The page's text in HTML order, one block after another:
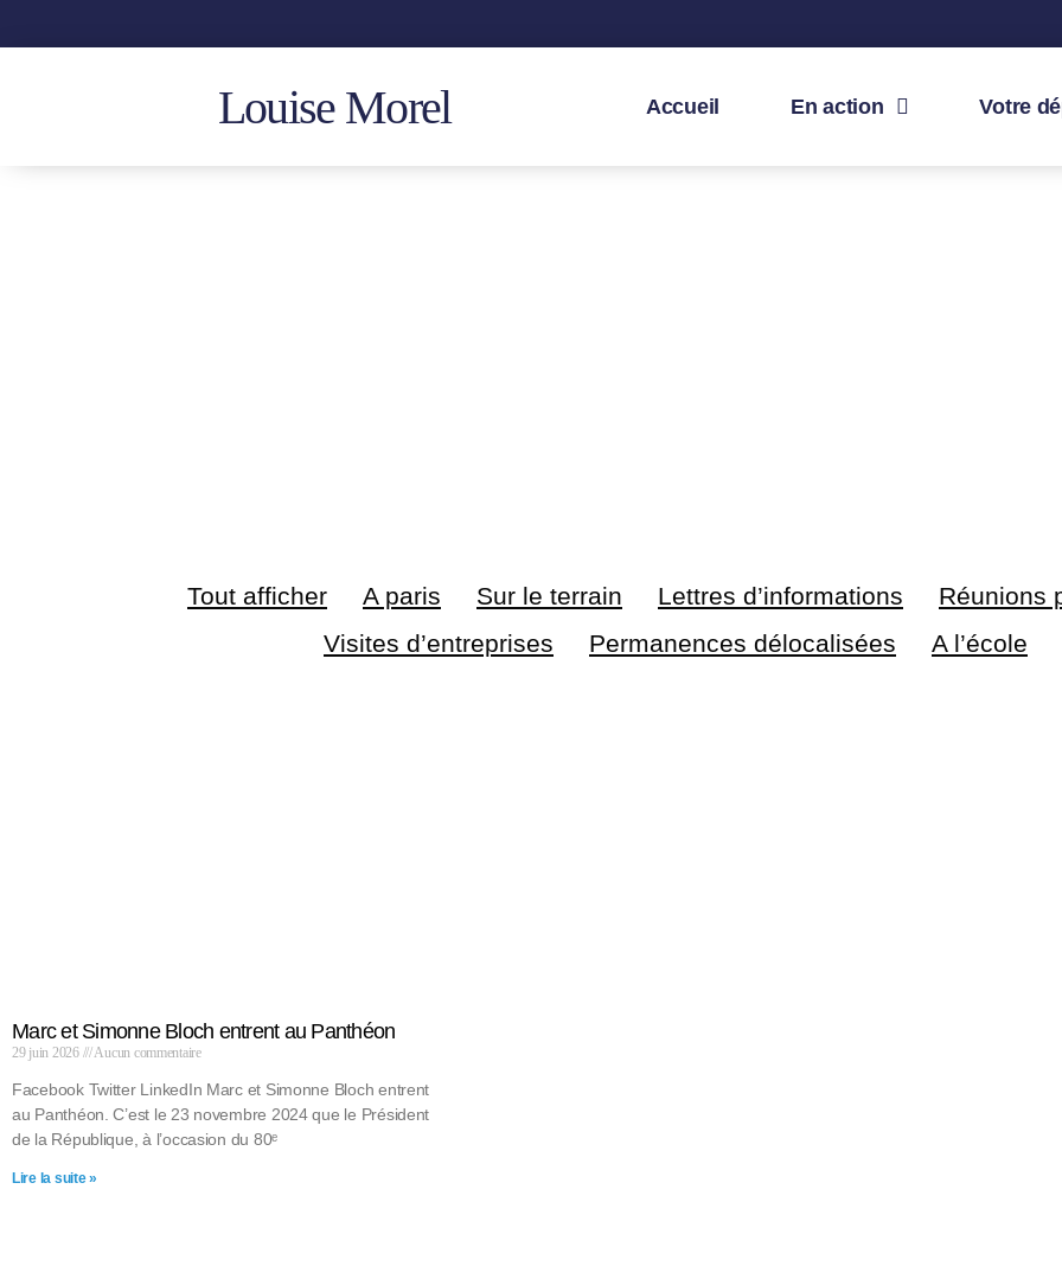
Louise Morel Accueil En action Votre
Tout afficher A paris Sur le terrain Lettres d’informations
Réunions
Visites d’entreprises
Permanences délocalisées A l’école
Marc et Simonne Bloch entrent au Panthéon
29 juin 2026 Aucun commentaire
Facebook Twitter LinkedIn Marc et Simonne Bloch entrent
au Panthéon. C’est le 23 novembre 2024 que le Président
de la République, à l’occasion du 80ᵉ
Lire la suite »